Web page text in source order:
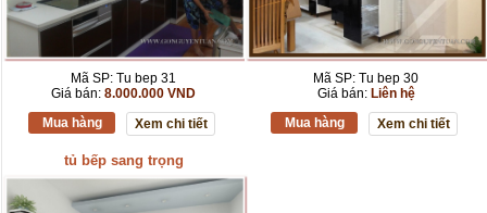
Mã SP: Tu bep 31
Giá bán: 8.000.000 VND
Mua hàng
Xem chi tiết
Mã SP: Tu bep 30
Giá bán: Liên hệ
Mua hàng
Xem chi tiết
tủ bếp sang trọng